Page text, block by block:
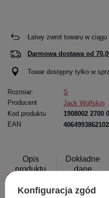
Łatwy zwrot towaru w ciągu
Darmowa dostawa od
Towar dostępny tylko w
Rozmiar:
S
Producent
Jack Wolfskin
Kod produktu
1908002 2700
EAN
4064993862102
Opis
produktu
Dokładne
dane
Konfiguracja zgód